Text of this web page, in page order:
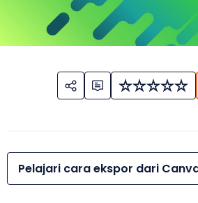
Pelajari cara ekspor dari Canva